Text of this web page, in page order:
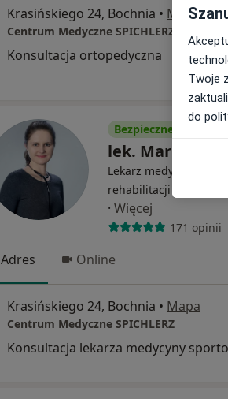
Krasińskiego 24, Bochnia • Mapa
Centrum Medyczne SPICHLERZ
Konsultacja ortopedyczna
Bezpieczne płatności
lek. Maria Gołda
Lekarz medycyny
rehabilitacji
· Więcej
171 opinii
Adres Online
Krasińskiego 24, Bochnia • Mapa
Centrum Medyczne SPICHLERZ
Twoje
do